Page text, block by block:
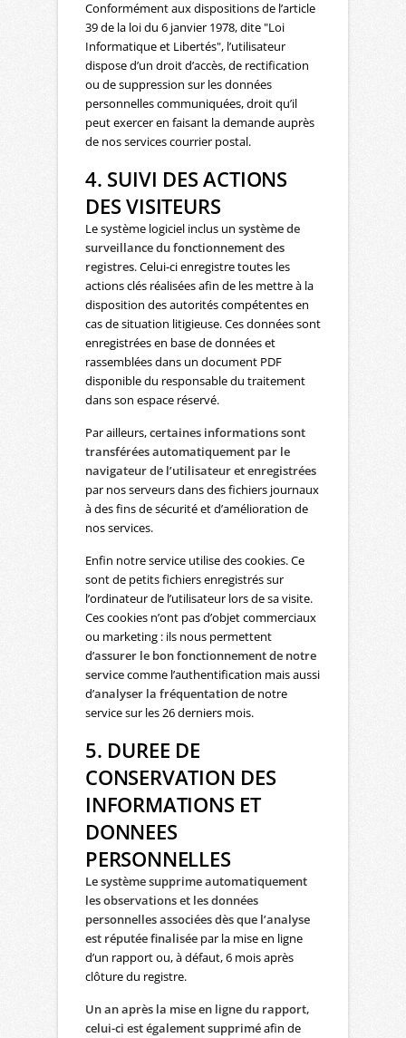
Conformément aux dispositions de l’article
39 de la loi du 6 janvier 1978, dite "Loi
Informatique et Libertés", l’utilisateur
dispose d’un droit d’accès, de rectification
ou de suppression sur les données
personnelles communiquées, droit qu’il
peut exercer en faisant la demande auprès
de nos services courrier postal.
4. SUIVI DES ACTIONS
DES VISITEURS
Le système logiciel inclus un système de
surveillance du fonctionnement des
registres. Celui-ci enregistre toutes les
actions clés réalisées afin de les mettre à la
disposition des autorités compétentes en
cas de situation litigieuse. Ces données sont
enregistrées en base de données et
rassemblées dans un document PDF
disponible du responsable du traitement
dans son espace réservé.
Par ailleurs,certaines informations sont
transférées automatiquement par le
navigateur de l’utilisateur et enregistrées
par nos serveurs dans des fichiers journaux
à des fins de sécurité et d’amélioration de
nos services.
Enfin notre service utilise des cookies. Ce
sont de petits fichiers enregistrés sur
l’ordinateur de l’utilisateur lors de sa visite.
Ces cookies n’ont pas d’objet commerciaux
ou marketing : ils nous permettent
d’assurer le bon fonctionnement de notre
servicecomme l’authentification mais aussi
d’analyser la fréquentationde notre
service sur les 26 derniers mois.
5. DUREE DE
CONSERVATION DES
INFORMATIONS ET
DONNEES
PERSONNELLES
Le système supprime automatiquement
les observations et les données
personnelles associées dès que l’analyse
est réputée finalisée par la mise en ligne
d’un rapport ou, à défaut, 6 mois après
clôture du registre.
Un an après la mise en ligne du rapport,
celui-ci est également suppriméafin de